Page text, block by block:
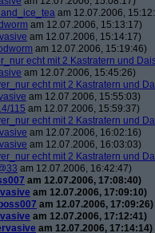
am 12.07.2006,
am 12.07.2006, 15:13:17)
am 12.07.2006, 15:14:17)
am 12.07.2006, 15:19:46)
echt mit 2 Kastratern und
am 12.07.2006, 15:45:26)
echt mit 2 Kastratern und
am 12.07.2006, 15:55:03)
115 am 12.07.2006, 15:59:37)
echt mit 2 Kastratern und
am 12.07.2006, 16:02:16)
am 12.07.2006, 16:03:03)
echt mit 2 Kastratern und
am 12.07.2006, 16:42:47)
am 12.07.2006, 17:08:40)
am 12.07.2006, 17:09:10)
am 12.07.2006, 17:09:26)
am 12.07.2006, 17:12:41)
am 12.07.2006, 17:14:14)